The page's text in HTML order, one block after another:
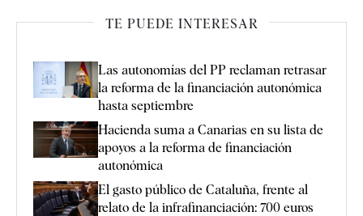
TE PUEDE INTERESAR
Las autonomías del PP reclaman retrasar
la reforma de la financiación autonómica
hasta septiembre
Hacienda suma a Canarias en su lista de
apoyos a la reforma de financiación
autonómica
El gasto público de Cataluña, frente al
relato de la infrafinanciación: 700 euros